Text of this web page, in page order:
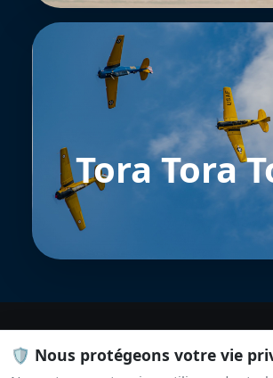
🛡️ Nous protégeons votre vie
Tora Tora